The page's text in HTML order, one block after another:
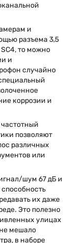
и
разъема 3,5
SC4, то можно
и
случайно
коррозии и
позволяют
различных
или
шум 67 дБ и
их даже
Это полезно
улицах
мешало
в наборе